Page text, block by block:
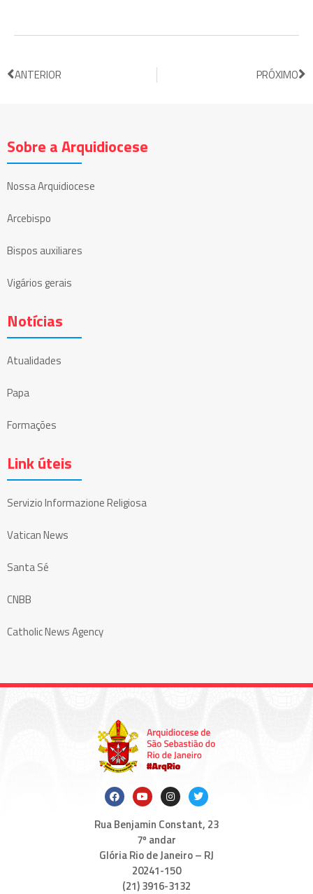
ANTERIOR PRÓXIMO
Sobre a Arquidiocese
Nossa Arquidiocese
Arcebispo
Bispos auxiliares
Vigários gerais
Notícias
Atualidades
Papa
Formações
Link úteis
Servizio Informazione Religiosa
Vatican News
Santa Sé
CNBB
Catholic News Agency
Rua Benjamin Constant, 23
7º andar
Glória Rio de Janeiro – RJ
20241-150
(21) 3916-3132